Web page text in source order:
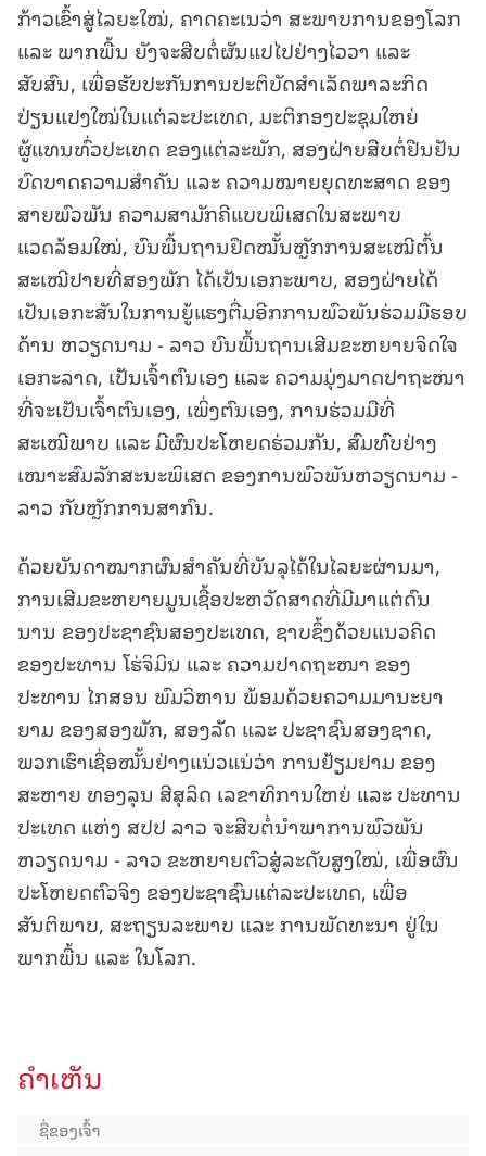
ກ້າວເຂົ້າສູ່ໄລຍະໃໝ່, ຄາດຄະເນວ່າ ສະພາບການຂອງໂລກ
ແລະ ພາກພື້ນ ຍັງຈະສືບຕໍ່ຜັນແປໄປຢ່າງໄວວາ ແລະ
ສັບສົນ, ເພື່ອຮັບປະກັນການປະຕິບັດສໍາເລັດພາລະກິດ
ປ່ຽນແປງໃໝ່ໃນແຕ່ລະປະເທດ, ມະຕິກອງປະຊຸມໃຫຍ່
ຜູ້ແທນທົ່ວປະເທດ ຂອງແຕ່ລະພັກ, ສອງຝ່າຍສືບຕໍ່ຢືນຢັນ
ບົດບາດຄວາມສໍາຄັນ ແລະ ຄວາມໝາຍຍຸດທະສາດ ຂອງ
ສາຍພົວພັນ ຄວາມສາມັກຄີແບບພິເສດໃນສະພາບ
ແວດລ້ອມໃໝ່, ບົນພື້ນຖານຢຶດໝັ້ນຫຼັກການສະເໝີຕົ້ນ
ສະເໝີປາຍທີ່ສອງພັກ ໄດ້ເປັນເອກະພາບ, ສອງຝ່າຍໄດ້
ເປັນເອກະສັນໃນການຍູ້ແຮງຕື່ມອີກການພົວພັນຮ່ວມມືຮອບ
ດ້ານ ຫວຽດນາມ - ລາວ ບົນພື້ນຖານເສີມຂະຫຍາຍຈິດໃຈ
ເອກະລາດ, ເປັນເຈົ້າຕົນເອງ ແລະ ຄວາມມຸ່ງມາດປາຖະໜາ
ທີ່ຈະເປັນເຈົ້າຕົນເອງ, ເພິ່ງຕົນເອງ, ການຮ່ວມມືທີ່
ສະເໝີພາບ ແລະ ມີຜົນປະໂຫຍດຮ່ວມກັນ, ສົມທົບຢ່າງ
ເໝາະສົມລັກສະນະພິເສດ ຂອງການພົວພັນຫວຽດນາມ -
ລາວ ກັບຫຼັກການສາກົນ.
ດ້ວຍບັນດາໝາກຜົນສຳຄັນທີ່ບັນລຸໄດ້ໃນໄລຍະຜ່ານມາ,
ການເສີມຂະຫຍາຍມູນເຊື້ອປະຫວັດສາດທີ່ມີມາແຕ່ດົນ
ນານ ຂອງປະຊາຊົນສອງປະເທດ, ຊາບຊຶ້ງດ້ວຍແນວຄິດ
ຂອງປະທານ ໂຮ່ຈິມິນ ແລະ ຄວາມປາດຖະໜາ ຂອງ
ປະທານ ໄກສອນ ພົມວິຫານ ພ້ອມດ້ວຍຄວາມມານະຍາ
ຍາມ ຂອງສອງພັກ, ສອງລັດ ແລະ ປະຊາຊົນສອງຊາດ,
ພວກເຮົາເຊື່ອໝັ້ນຢ່າງແນ່ວແນ່ວ່າ ການຢ້ຽມຢາມ ຂອງ
ສະຫາຍ ທອງລຸນ ສີສຸລິດ ເລຂາທິການໃຫຍ່ ແລະ ປະທານ
ປະເທດ ແຫ່ງ ສປປ ລາວ ຈະສືບຕໍ່ນໍາພາການພົວພັນ
ຫວຽດນາມ - ລາວ ຂະຫຍາຍຕົວສູ່ລະດັບສູງໃໝ່, ເພື່ອຜົນ
ປະໂຫຍດຕົວຈິງ ຂອງປະຊາຊົນແຕ່ລະປະເທດ, ເພື່ອ
ສັນຕິພາບ, ສະຖຽນລະພາບ ແລະ ການພັດທະນາ ຢູ່ໃນ
ພາກພື້ນ ແລະ ໃນໂລກ.
ຄໍາເຫັນ